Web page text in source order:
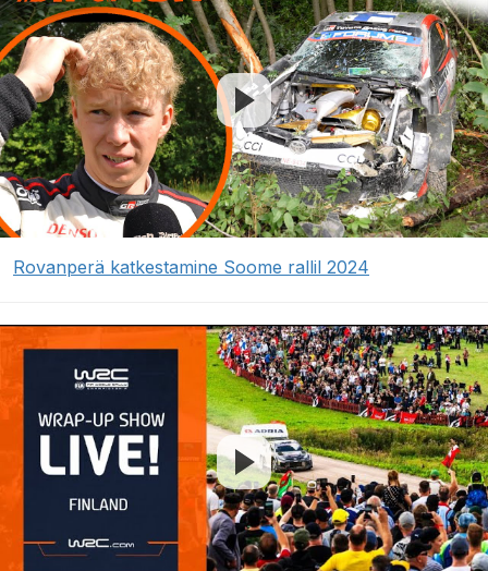
Rovanperä katkestamine Soome rallil 2024